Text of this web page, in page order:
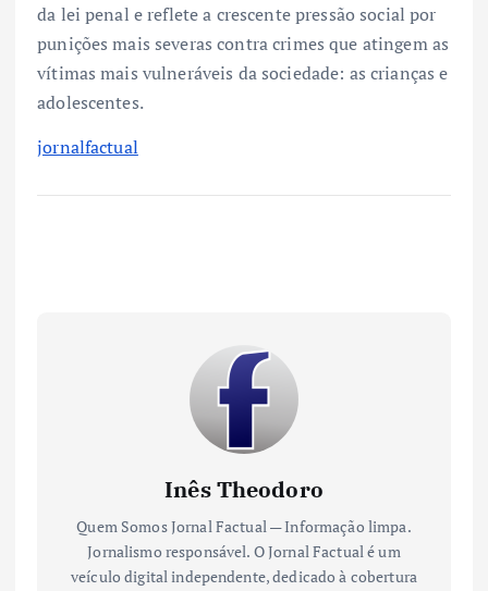
da lei penal e reflete a crescente pressão social por
punições mais severas contra crimes que atingem as
vítimas mais vulneráveis da sociedade: as crianças e
adolescentes.
jornalfactual
Inês Theodoro
Quem Somos Jornal Factual — Informação limpa.
Jornalismo responsável. O Jornal Factual é um
veículo digital independente, dedicado à cobertura